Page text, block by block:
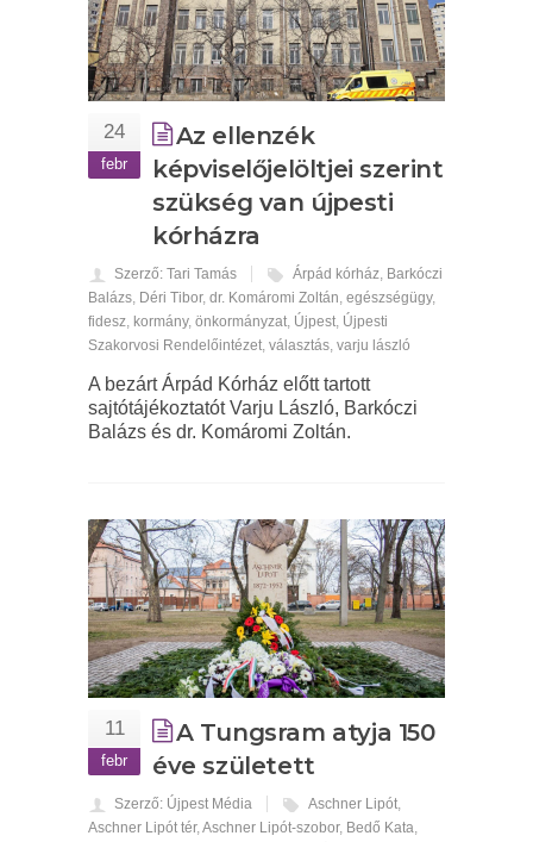
24
febr
Az ellenzék
képviselőjelöltjei szerint
szükség van újpesti
kórházra
Szerző: Tari Tamás Árpád kórház, Barkóczi
Balázs, Déri Tibor, dr. Komáromi Zoltán, egészségügy,
fidesz, kormány, önkormányzat, Újpest, Újpesti
Szakorvosi Rendelőintézet, választás, varju lászló
A bezárt Árpád Kórház előtt tartott
sajtótájékoztatót Varju László, Barkóczi
Balázs és dr. Komáromi Zoltán.
11
febr
A Tungsram atyja 150
éve született
Szerző: Újpest Média Aschner Lipót,
Aschner Lipót tér,Aschner Lipót-szobor, Bedő Kata,